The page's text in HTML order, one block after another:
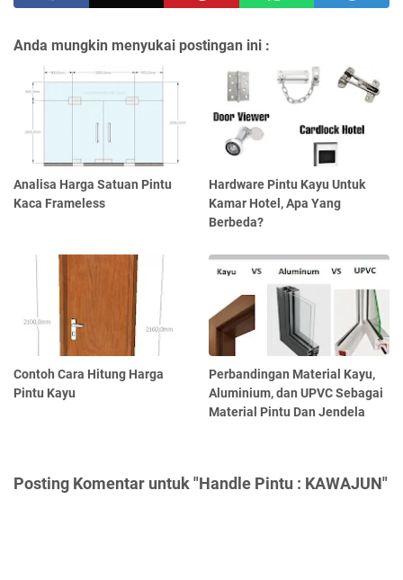
Anda mungkin menyukai postingan ini :
Analisa Harga Satuan Pintu
Kaca Frameless
Hardware Pintu Kayu Untuk
Kamar Hotel, Apa Yang
Berbeda?
Contoh Cara Hitung Harga
Pintu Kayu
Perbandingan Material Kayu,
Aluminium, dan UPVC Sebagai
Material Pintu Dan Jendela
Posting Komentar untuk "Handle Pintu : KAWAJUN"